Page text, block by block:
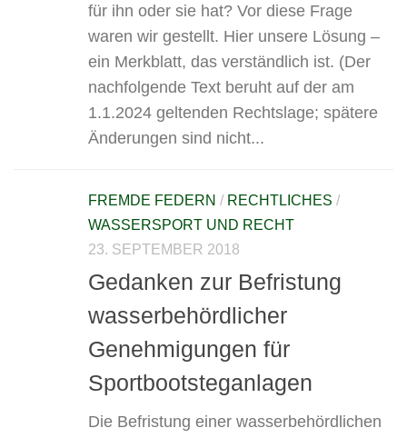
für ihn oder sie hat? Vor diese Frage
waren wir gestellt. Hier unsere Lösung –
ein Merkblatt, das verständlich ist. (Der
nachfolgende Text beruht auf der am
1.1.2024 geltenden Rechtslage; spätere
Änderungen sind nicht...
FREMDE FEDERN / RECHTLICHES /
WASSERSPORT UND RECHT
23. SEPTEMBER 2018
Gedanken zur Befristung
wasserbehördlicher
Genehmigungen für
Sportbootsteganlagen
Die Befristung einer wasserbehördlichen